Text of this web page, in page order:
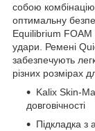
собою
оптимальну
Equilibrium FOAM
удари. Ремені
забезпечують
різних розмірах
Kalix Skin-
довговічності
Підкладка з